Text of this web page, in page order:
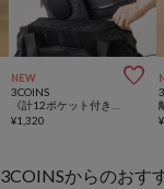
NEW 
3COINS
¥1,320
¥
3COINSからのおす